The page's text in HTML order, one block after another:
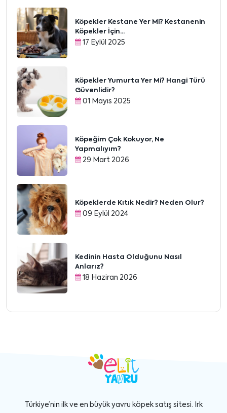
Köpekler Kestane Yer Mi? Kestanenin
Köpekler İçin...
17 Eylül 2025
Köpekler Yumurta Yer Mi? Hangi Türü
Güvenlidir?
01 Mayıs 2025
Köpeğim Çok Kokuyor, Ne
Yapmalıyım?
29 Mart 2026
Köpeklerde Kıtık Nedir? Neden Olur?
09 Eylül 2024
Kedinin Hasta Olduğunu Nasıl
Anlarız?
18 Haziran 2026
Türkiye’nin ilk ve en büyük yavru köpek satış sitesi. Irk